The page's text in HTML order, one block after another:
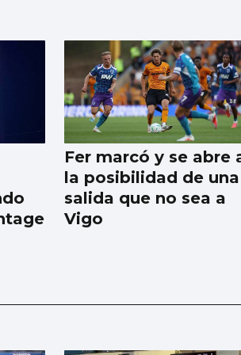
Fer marcó y se abre
la posibilidad de una
salida que no sea a
Vigo